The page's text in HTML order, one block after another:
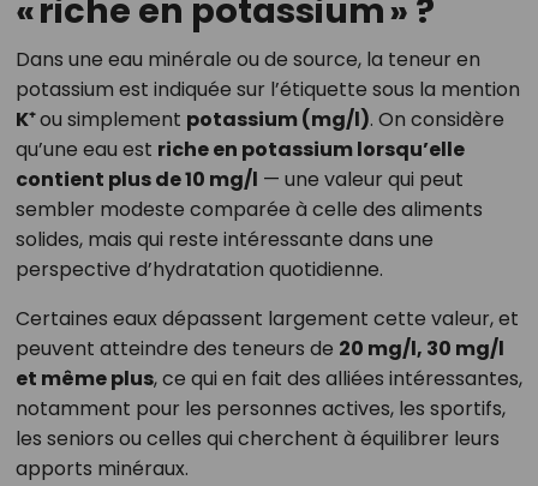
« riche en potassium » ?
Dans une eau minérale ou de source, la teneur en
potassium est indiquée sur l’étiquette sous la mention
K⁺ou simplement potassium (mg/l). On considère
qu’une eau est riche en potassium lorsqu’elle
contient plus de 10 mg/l — une valeur qui peut
sembler modeste comparée à celle des aliments
solides, mais qui reste intéressante dans une
perspective d’hydratation quotidienne.
Certaines eaux dépassent largement cette valeur, et
peuvent atteindre des teneurs de 20 mg/l, 30 mg/l
et même plus, ce qui en fait des alliées intéressantes,
notamment pour les personnes actives, les sportifs,
les seniors ou celles qui cherchent à équilibrer leurs
apports minéraux.